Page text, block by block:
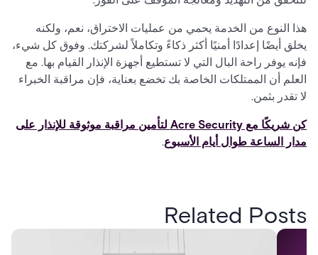
هذا النوع من الخدمة يحمي من عمليات الاختراق، نعم، ولكنه
يخلق أيضًا إعدادًا أمنيًا أكثر ذكاءً وتكاملاً لشركتك. وفوق كل شيء،
فإنه يوفر راحة البال التي لا تستطيع أجهزة الإنذار القيام بها. مع
العلم أن الممتلكات الخاصة بك تخضع بعناية، فإن مراقبة الخبراء
لا تقدر بثمن.
كن شريكًا مع Acre Security لتأمين مراقبة موثوقة للإنذار على
مدار الساعة طوال أيام الأسبوع.
Related Posts